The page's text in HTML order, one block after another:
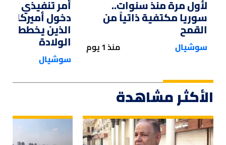
لأول مرة منذ سنوات..
سوريا مكتفية ذاتياً من
القمح
سوشيال منذ 1 يوم
أمر تنفيذي من
دخول أميركا
الذين يخططون
الولادة
سوشيال
الأكثر مشاهدة